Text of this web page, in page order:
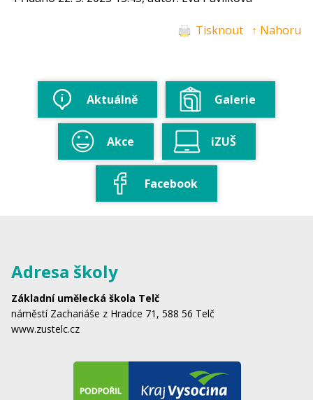
Tisknout ↑ Nahoru
Aktuálně Galerie
Akce iZUŠ
Facebook
Adresa školy
Základní umělecká škola Telč
náměstí Zachariáše z Hradce 71, 588 56 Telč
www.zustelc.cz